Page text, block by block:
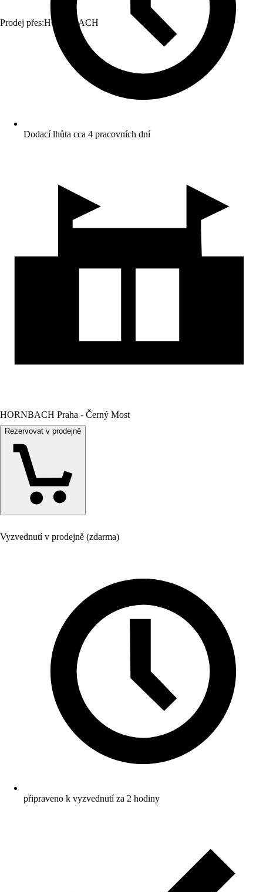
Prodej přes:HORNBACH
Dodací lhůta cca 4 pracovních dní
HORNBACH Praha - Černý Most
Rezervovat v prodejně
Vyzvednutí v prodejně (zdarma)
připraveno k vyzvednutí za 2 hodiny